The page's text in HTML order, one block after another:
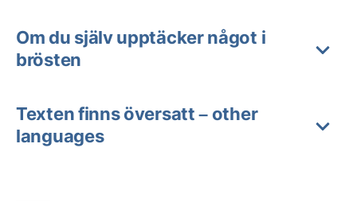
Om du själv upptäcker något i
brösten
Texten finns översatt – other
languages